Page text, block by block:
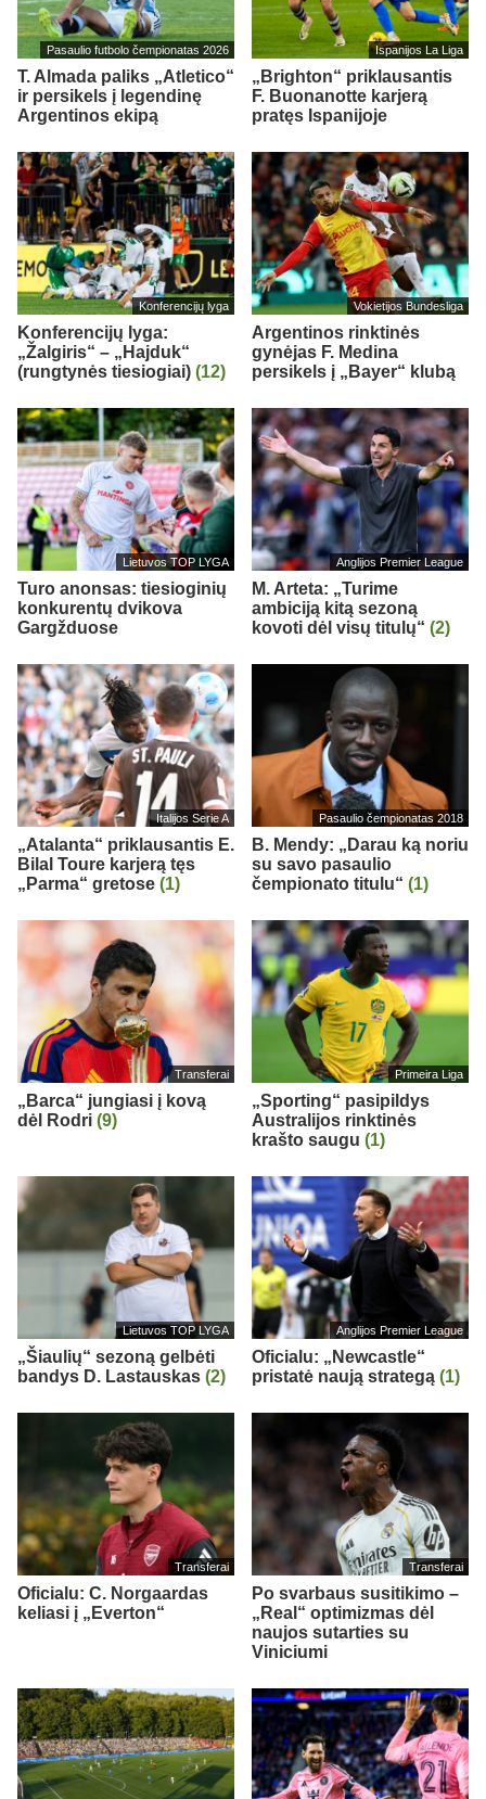
Pasaulio futbolo čempionatas 2026
T. Almada paliks „Atletico“
ir persikels į legendinę
Argentinos ekipą
Ispanijos La Liga
„Brighton“ priklausantis
F. Buonanotte karjerą
pratęs Ispanijoje
Konferencijų lyga
Konferencijų lyga:
„Žalgiris“ – „Hajduk“
(rungtynės tiesiogiai) (12)
Vokietijos Bundesliga
Argentinos rinktinės
gynėjas F. Medina
persikels į „Bayer“ klubą
Lietuvos TOP LYGA
Turo anonsas: tiesioginių
konkurentų dvikova
Gargžduose
Anglijos Premier League
M. Arteta: „Turime
ambiciją kitą sezoną
kovoti dėl visų titulų“ (2)
Italijos Serie A
„Atalanta“ priklausantis E.
Bilal Toure karjerą tęs
„Parma“ gretose (1)
Pasaulio čempionatas 2018
B. Mendy: „Darau ką noriu
su savo pasaulio
čempionato titulu“ (1)
Transferai
„Barca“ jungiasi į kovą
dėl Rodri (9)
Primeira Liga
„Sporting“ pasipildys
Australijos rinktinės
krašto saugu (1)
Lietuvos TOP LYGA
„Šiaulių“ sezoną gelbėti
bandys D. Lastauskas (2)
Anglijos Premier League
Oficialu: „Newcastle“
pristatė naują strategą (1)
Transferai
Oficialu: C. Norgaardas
keliasi į „Everton“
Transferai
Po svarbaus susitikimo –
„Real“ optimizmas dėl
naujos sutarties su
Viniciumi